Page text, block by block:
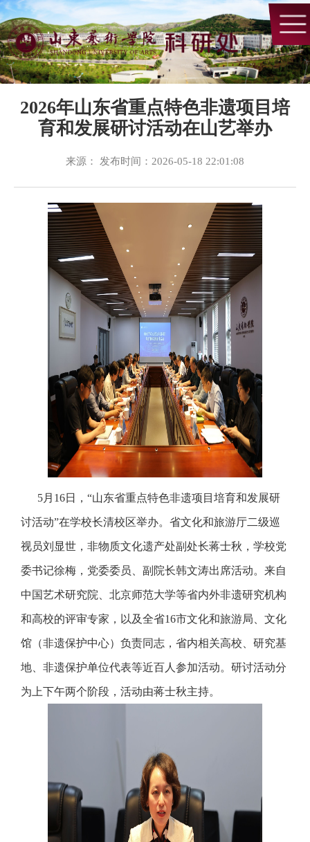
2026年山东省重点特色非遗项目培
育和发展研讨活动在山艺举办
来源： 发布时间：2026-05-18 22:01:08
5月16日，“山东省重点特色非遗项目培育和发展研
讨活动”在学校长清校区举办。省文化和旅游厅二级巡
视员刘显世，非物质文化遗产处副处长蒋士秋，学校党
委书记徐梅，党委委员、副院长韩文涛出席活动。来自
中国艺术研究院、北京师范大学等省内外非遗研究机构
和高校的评审专家，以及全省16市文化和旅游局、文化
馆（非遗保护中心）负责同志，省内相关高校、研究基
地、非遗保护单位代表等近百人参加活动。研讨活动分
为上下午两个阶段，活动由蒋士秋主持。